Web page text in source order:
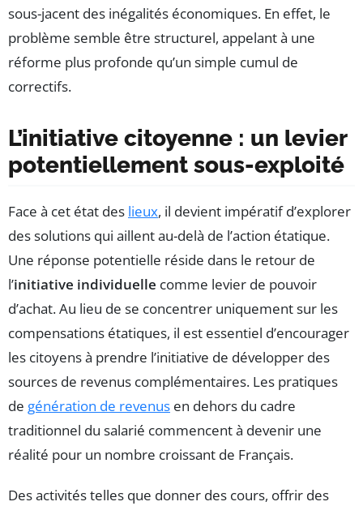
sous-jacent des inégalités économiques. En effet, le
problème semble être structurel, appelant à une
réforme plus profonde qu’un simple cumul de
correctifs.
L’initiative citoyenne : un levier
potentiellement sous-exploité
Face à cet état des lieux, il devient impératif d’explorer
des solutions qui aillent au-delà de l’action étatique.
Une réponse potentielle réside dans le retour de
l’initiative individuelle comme levier de pouvoir
d’achat. Au lieu de se concentrer uniquement sur les
compensations étatiques, il est essentiel d’encourager
les citoyens à prendre l’initiative de développer des
sources de revenus complémentaires. Les pratiques
de génération de revenus en dehors du cadre
traditionnel du salarié commencent à devenir une
réalité pour un nombre croissant de Français.
Des activités telles que donner des cours, offrir des